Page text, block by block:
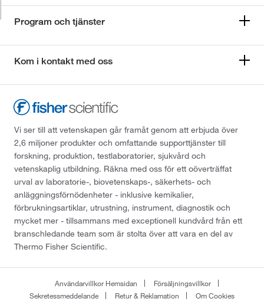
Program och tjänster
Kom i kontakt med oss
Vi ser till att vetenskapen går framåt genom att erbjuda över
2,6 miljoner produkter och omfattande supporttjänster till
forskning, produktion, testlaboratorier, sjukvård och
vetenskaplig utbildning. Räkna med oss för ett oöverträffat
urval av laboratorie-, biovetenskaps-, säkerhets- och
anläggningsförnödenheter - inklusive kemikalier,
förbrukningsartiklar, utrustning, instrument, diagnostik och
mycket mer - tillsammans med exceptionell kundvård från ett
branschledande team som är stolta över att vara en del av
Thermo Fisher Scientific.
Användarvillkor Hemsidan
Försäljningsvillkor
Sekretessmeddelande
Retur & Reklamation
Om Cookies